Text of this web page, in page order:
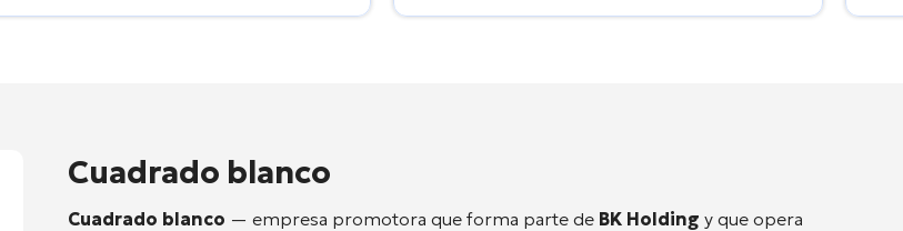
Cuadrado blanco
Cuadrado blanco — empresa promotora que forma parte de BK Holding y que opera